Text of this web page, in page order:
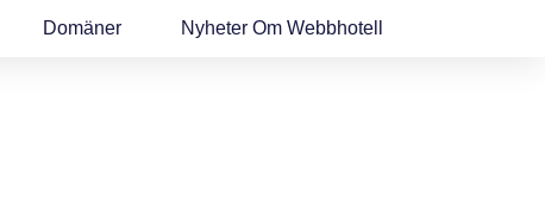
Domäner Nyheter Om Webbhotell